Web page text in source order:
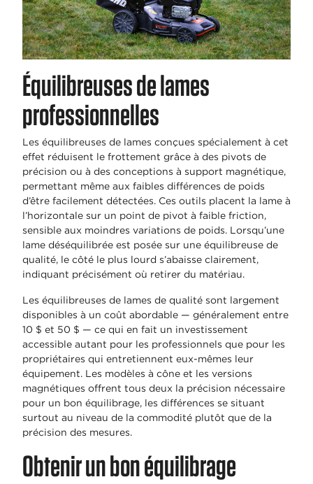
Équilibreuses de lames
professionnelles
Les équilibreuses de lames conçues spécialement à cet
effet réduisent le frottement grâce à des pivots de
précision ou à des conceptions à support magnétique,
permettant même aux faibles différences de poids
d’être facilement détectées. Ces outils placent la lame à
l’horizontale sur un point de pivot à faible friction,
sensible aux moindres variations de poids. Lorsqu’une
lame déséquilibrée est posée sur une équilibreuse de
qualité, le côté le plus lourd s’abaisse clairement,
indiquant précisément où retirer du matériau.
Les équilibreuses de lames de qualité sont largement
disponibles à un coût abordable — généralement entre
10 $ et 50 $ — ce qui en fait un investissement
accessible autant pour les professionnels que pour les
propriétaires qui entretiennent eux-mêmes leur
équipement. Les modèles à cône et les versions
magnétiques offrent tous deux la précision nécessaire
pour un bon équilibrage, les différences se situant
surtout au niveau de la commodité plutôt que de la
précision des mesures.
Obtenir un bon équilibrage